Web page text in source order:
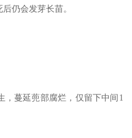
仍会发芽长苗。
蔓延蔸部腐烂，仅留下中间1